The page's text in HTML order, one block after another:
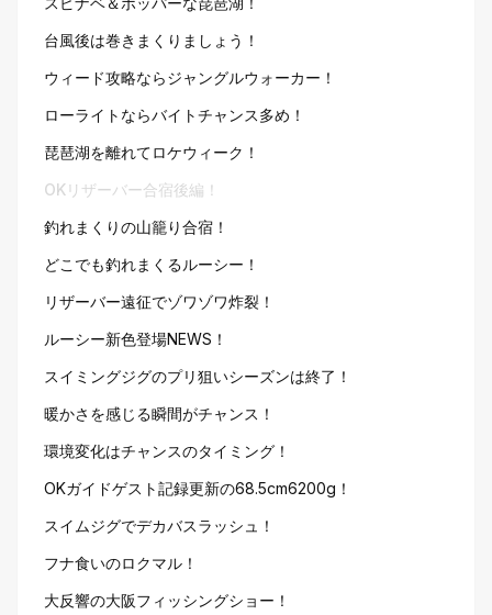
台風後は巻きまくりましょう！
ウィード攻略ならジャングルウォーカー！
ローライトならバイトチャンス多め！
琵琶湖を離れてロケウィーク！
OKリザーバー合宿後編！
釣れまくりの山籠り合宿！
どこでも釣れまくるルーシー！
リザーバー遠征でゾワゾワ炸裂！
ルーシー新色登場NEWS！
スイミングジグのプリ狙いシーズンは終了！
暖かさを感じる瞬間がチャンス！
環境変化はチャンスのタイミング！
OKガイドゲスト記録更新の68.5cm6200g！
スイムジグでデカバスラッシュ！
フナ食いのロクマル！
大反響の大阪フィッシングショー！